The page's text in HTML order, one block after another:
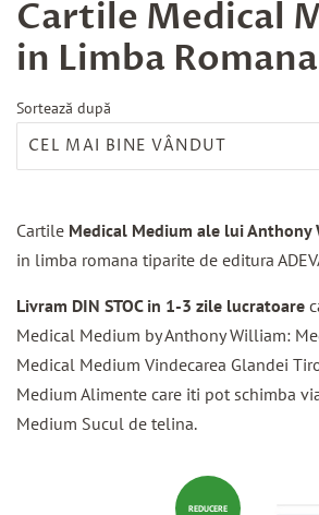
Cartile Medical
in Limba Romana
Sortează după
Cartile Medical Medium ale lui Anthony
in limba romana tiparite de editura
Livram DIN STOC in 1-3 zile lucratoare
Medical Medium by Anthony William:
Medical Medium Vindecarea Glandei
Medium Alimente care iti pot schimba
Medium Sucul de telina.
REDUCERE